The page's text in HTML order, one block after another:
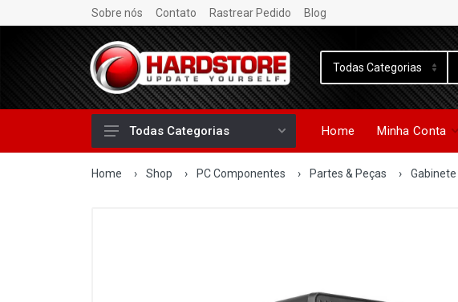
Sobre nós Contato Rastrear Pedido Blog
Todas Categorias Home Minha Conta
Home › Shop › PC Componentes › Partes & Peças › Gabinete